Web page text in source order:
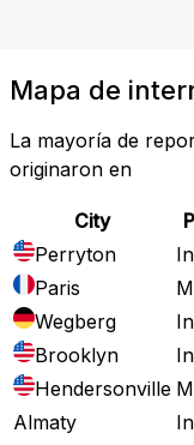
Mapa de
La mayoría de
originaron en
City
Perryton
Paris
Wegberg
Brooklyn
Hendersonville
Almaty